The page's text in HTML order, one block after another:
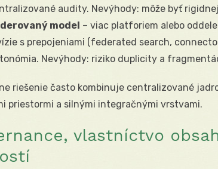
audity. Nevýhody: môže byť
model – viac platforiem alebo
s prepojeniami (federated search,
Nevýhody: riziko duplicity a
riešenie často kombinuje centralizované
priestormi a silnými integračnými vrstvami.
vlastníctvo